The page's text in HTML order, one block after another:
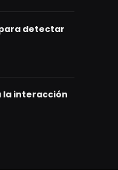
detectar
la interacción